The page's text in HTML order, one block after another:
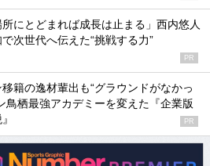
所にとどまれば成長は止まる」西内悠人
次世代へ伝えた“挑戦する力”
PR
移籍の逸材輩出も“グラウンドがなかっ
鳥栖最強アカデミーを変えた『企業版
PR